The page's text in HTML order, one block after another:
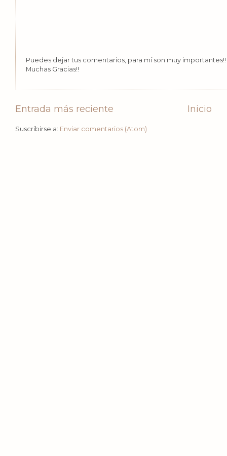
Puedes dejar tus comentarios, para mí son muy
Muchas Gracias!!
Entrada más reciente Inicio
Suscribirse a: Enviar comentarios (Atom)